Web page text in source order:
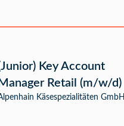
Key Account
Manager Retail (m/w/d)
Käsespezialitäten GmbH